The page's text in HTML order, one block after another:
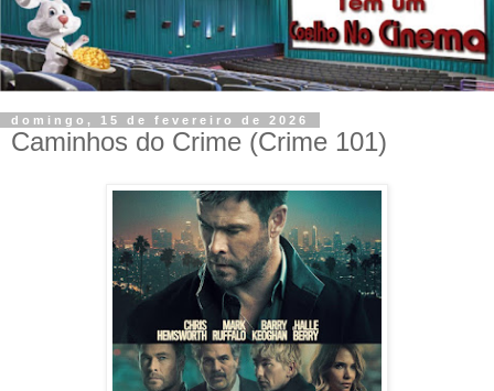
domingo, 15 de fevereiro de 2026
Caminhos do Crime (Crime 101)